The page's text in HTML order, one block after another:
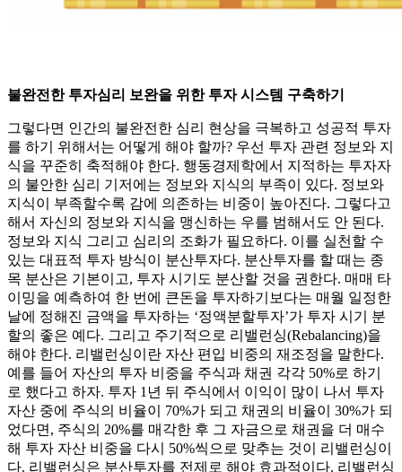
불완전한 투자심리 보완을 위한 투자 시스템 구축하기
그렇다면 인간의 불완전한 심리 현상을 극복하고 성공적 투자
를 하기 위해서는 어떻게 해야 할까? 우선 투자 관련 정보와 지
식을 꾸준히 축적해야 한다. 행동경제학에서 지적하는 투자자
의 불안한 심리 기저에는 정보와 지식의 부족이 있다. 정보와
지식이 부족할수록 감에 의존하는 비중이 높아진다. 그렇다고
해서 자신의 정보와 지식을 맹신하는 우를 범해서도 안 된다.
정보와 지식 그리고 심리의 조화가 필요하다. 이를 실천할 수
있는 대표적 투자 방식이 분산투자다. 분산투자를 할 때는 종
목 분산은 기본이고, 투자 시기도 분산할 것을 권한다. 매매 타
이밍을 예측하여 한 번에 큰돈을 투자하기보다는 매월 일정한
날에 정해진 금액을 투자하는 ‘정액분할투자’가 투자 시기 분
할의 좋은 예다. 그리고 주기적으로 리밸런싱(Rebalancing)을
해야 한다. 리밸런싱이란 자산 편입 비중의 재조정을 말한다.
예를 들어 자산의 투자 비중을 주식과 채권 각각 50%로 하기
로 했다고 하자. 투자 1년 뒤 주식에서 이익이 많이 나서 투자
자산 중에 주식의 비율이 70%가 되고 채권의 비율이 30%가 되
었다면, 주식의 20%를 매각한 후 그 자금으로 채권을 더 매수
해 투자 자산 비중을 다시 50%씩으로 맞추는 것이 리밸런싱이
다. 리밸런싱은 분산투자를 전제로 해야 효과적이다. 리밸런싱